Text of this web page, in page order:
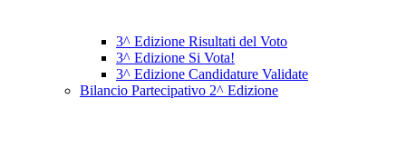
3^ Edizione Risultati del Voto
3^ Edizione Si Vota!
3^ Edizione Candidature Validate
Bilancio Partecipativo 2^ Edizione